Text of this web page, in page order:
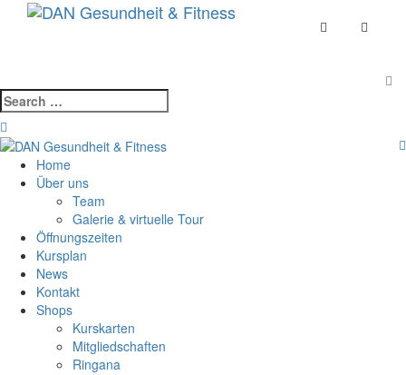
Toggle
Search
for:
Home
Über uns
Team
Galerie & virtuelle Tour
Öffnungszeiten
Kursplan
News
Kontakt
Shops
Kurskarten
Mitgliedschaften
Ringana